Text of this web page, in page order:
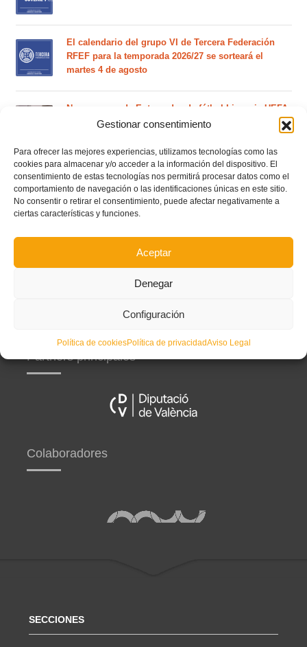
Gestionar consentimiento
Para ofrecer las mejores experiencias, utilizamos tecnologías como las
cookies para almacenar y/o acceder a la información del dispositivo. El
consentimiento de estas tecnologías nos permitirá procesar datos como el
comportamiento de navegación o las identificaciones únicas en este sitio.
No consentir o retirar el consentimiento, puede afectar negativamente a
ciertas características y funciones.
Aceptar
Denegar
Configuración
Política de cookiesPolítica de privacidadAviso Legal
El calendario del grupo VI de Tercera Federación
RFEF para la temporada 2026/27 se sorteará el
martes 4 de agosto
Nuevo curso de Entrenador de fútbol Licencia UEFA
C que comenzará en noviembre 2026 (agotadas las
Circular nº. 5 – Normas generales de las competiciones
territoriales de fútbol sala 2026-2027
Castellón y Alicante (comienzo el 20 de septiembre)
Partners principales
Colaboradores
SECCIONES